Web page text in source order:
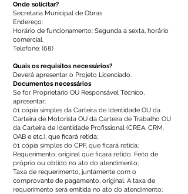
Onde solicitar?
Secretaria Municipal de Obras
Endereço:
Horário de funcionamento: Segunda a sexta, horário
comercial.
Telefone: (68)
Quais os requisitos necessários?
Deverá apresentar o Projeto Licenciado.
Documentos necessários
Se for Proprietário OU Responsável Técnico,
apresentar:
01 cópia simples da Carteira de Identidade OU da
Carteira de Motorista OU da Carteira de Trabalho OU
da Carteira de Identidade Profissional (CREA, CRM.
OAB e etc.), que ficará retida;
01 cópia simples do CPF, que ficará retida;
Requerimento, original que ficará retido. Feito de
próprio ou obtido no ato do atendimento;
Taxa de requerimento, juntamente com o
comprovante de pagamento, original. A taxa de
requerimento será emitida no ato do atendimento;